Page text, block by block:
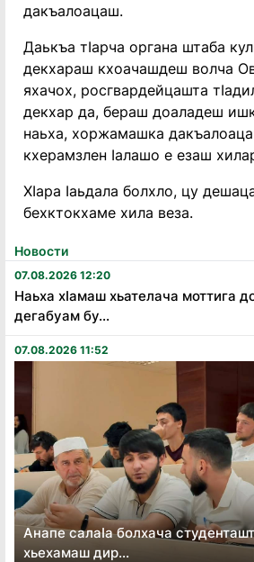
Новости
07.08.2026 12:20
Наьха хӏамаш хьателача моттига
дегабуам бу...
07.08.2026 11:52
Анапе салаӏа болхача
хьехамаш дир...
дакъалоацаш.
Даькъа тIарча органа штаба
декхараш кхоачашдеш волча
яхачох, росгвардейцашта
декхар да, бераш доаладеш
наьха, хоржамашка
кхерамзлен Iалашо е езаш
ХIара Iаьдала болхло, цу
бехктокхаме хила веза.